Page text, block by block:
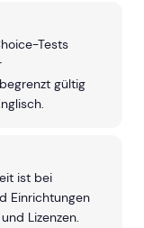
Tests
gültig
ist bei
Einrichtungen
Lizenzen.